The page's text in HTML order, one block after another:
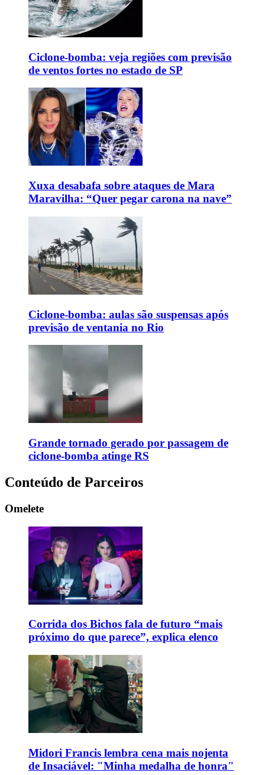
Ciclone-bomba: veja regiões com previsão
de ventos fortes no estado de SP
Xuxa desabafa sobre ataques de Mara
Maravilha: “Quer pegar carona na nave”
Ciclone-bomba: aulas são suspensas após
previsão de ventania no Rio
Grande tornado gerado por passagem de
ciclone-bomba atinge RS
Conteúdo de Parceiros
Omelete
Corrida dos Bichos fala de futuro “mais
próximo do que parece”, explica elenco
Midori Francis lembra cena mais nojenta
de Insaciável: "Minha medalha de honra"